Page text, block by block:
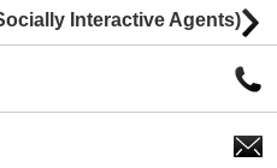
Interactive Agents)